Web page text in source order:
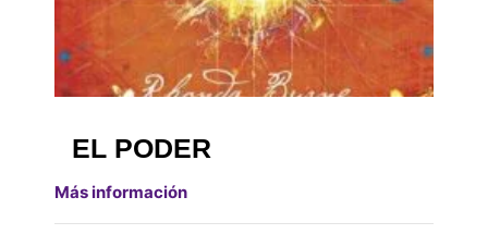
EL PODER
Más información